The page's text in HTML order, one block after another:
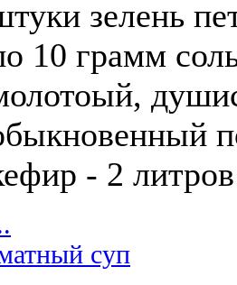
зелень
10 грамм
- 2 литров
суп